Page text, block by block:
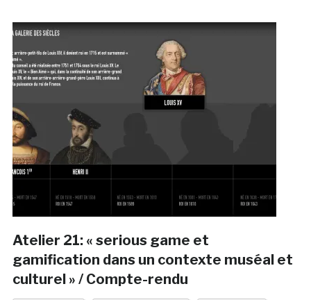
Atelier 21: « serious game et
gamification dans un contexte muséal et
culturel » / Compte-rendu